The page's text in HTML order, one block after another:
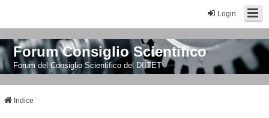
Login
Forum Consiglio Scientifico
Forum del Consiglio Scientifico del DIITET
Indice